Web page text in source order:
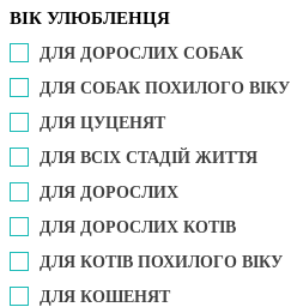
ВІК УЛЮБЛЕНЦЯ
ДЛЯ ДОРОСЛИХ СОБАК
ДЛЯ СОБАК ПОХИЛОГО ВІКУ
ДЛЯ ЦУЦЕНЯТ
ДЛЯ ВСІХ СТАДІЙ ЖИТТЯ
ДЛЯ ДОРОСЛИХ
ДЛЯ ДОРОСЛИХ КОТІВ
ДЛЯ КОТІВ ПОХИЛОГО ВІКУ
ДЛЯ КОШЕНЯТ